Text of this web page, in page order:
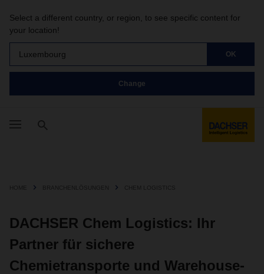
Select a different country, or region, to see specific content for
your location!
Luxembourg OK
Change
HOME BRANCHENLÖSUNGEN CHEM LOGISTICS
DACHSER Chem Logistics: Ihr
Partner für sichere
Chemietransporte und Warehouse-